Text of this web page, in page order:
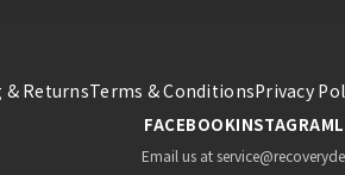
ReturnsTerms & ConditionsPrivacy
FACEBOOKINSTAGRAM
Email us at